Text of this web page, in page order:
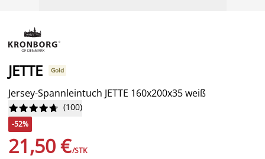
JETTE Gold
Jersey-Spannleintuch JETTE 160x200x35 weiß





 (100)
-52%
21,50 €/STK